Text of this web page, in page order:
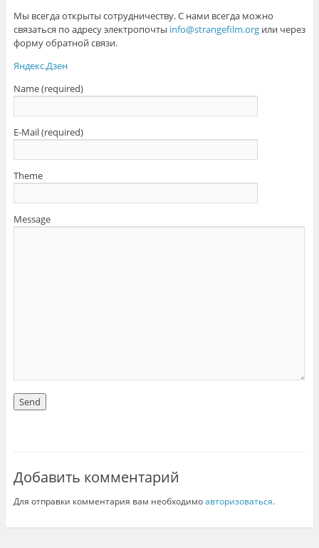
Мы всегда открыты сотрудничеству. С нами всегда можно
связаться по адресу электропочты info@strangefilm.orgили через
форму обратной связи.
Яндекс.Дзен
Name (required)
E-Mail (required)
Theme
Message
Добавить комментарий
Для отправки комментария вам необходимоавторизоваться.